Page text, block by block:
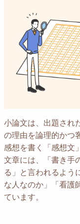
小論文は、出題され
の理由を論理的かつ
感想を書く「感想文
文章には、「書き手
る」と言われるよう
な人なのか」「看護
ています。